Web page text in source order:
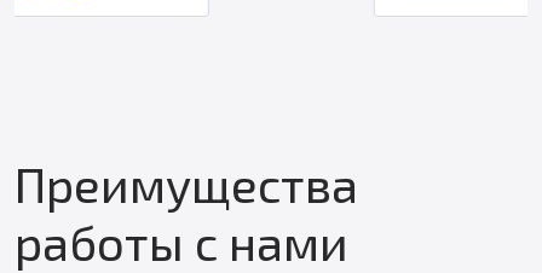
Преимущества
работы с нами